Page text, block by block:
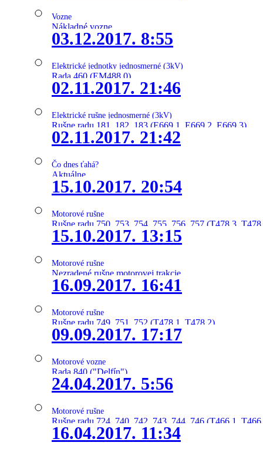
Vozne
Nákladné vozne
03.12.2017. 8:55
Elektrické jednotky jednosmerné (3kV)
Rada 460 (EM488.0)
02.11.2017. 21:46
Elektrické rušne jednosmerné (3kV)
Rušne radu 181, 182, 183 (E669.1, E669.2, E669.3)
02.11.2017. 21:42
Čo dnes ťahá?
Aktuálne
15.10.2017. 20:54
Motorové rušne
Rušne radu 750, 753, 754, 755, 756, 757 (T478.3,
15.10.2017. 13:15
Motorové rušne
Nezradené rušne motorovej trakcie
16.09.2017. 16:41
Motorové rušne
Rušne radu 749, 751, 752 (T478.1, T478.2)
09.09.2017. 17:17
Motorové vozne
Rada 840 ("Delfín")
24.04.2017. 5:56
Motorové rušne
Rušne radu 724, 740, 742, 743, 744, 746 (T466.1,
16.04.2017. 11:34